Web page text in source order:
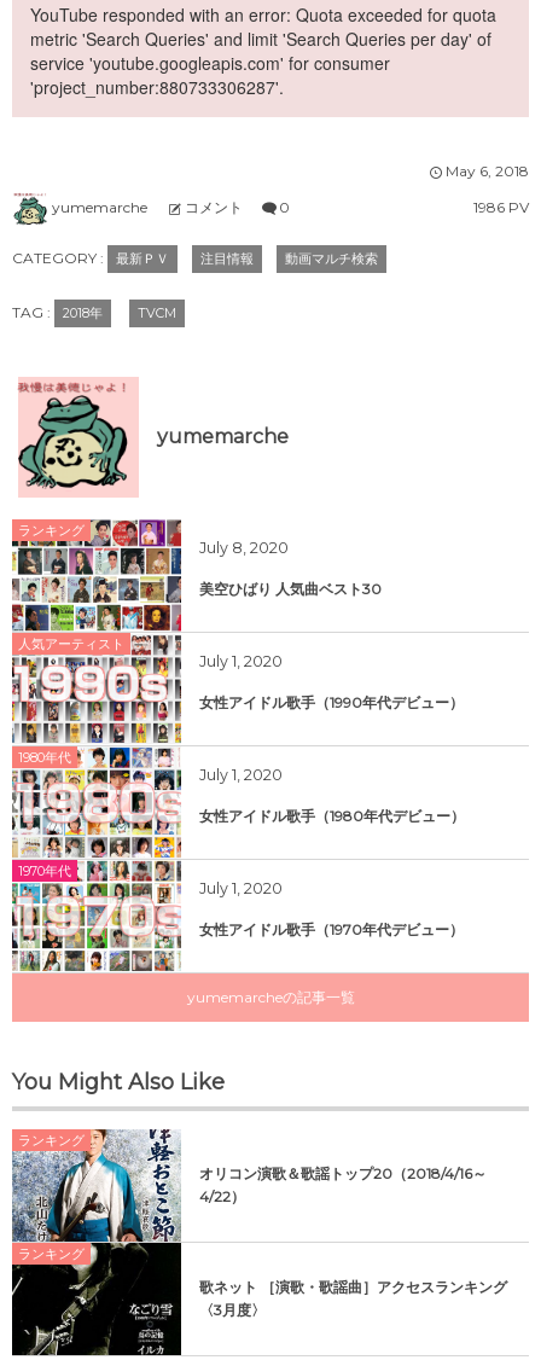
YouTube responded with an error: Quota exceeded for quota
metric 'Search Queries' and limit 'Search Queries per day' of
service 'youtube.googleapis.com' for consumer
'project_number:880733306287'.
May 6 2018
yumemarche
コメント 0 1986 PV
CATEGORY : 最新ＰＶ 注目情報 動画マルチ検索
TAG : 2018年 TVCM
yumemarche
ランキング
July 8 2020
美空ひばり 人気曲ベスト30
人気アーティスト
July 1 2020
女性アイドル歌手（1990年代デビュー）
1980年代
July 1 2020
女性アイドル歌手（1980年代デビュー）
1970年代
July 1 2020
女性アイドル歌手（1970年代デビュー）
yumemarcheの記事一覧
You Might Also Like
ランキング
オリコン演歌＆歌謡トップ20（2018/4/16～
4/22）
ランキング
歌ネット ［演歌・歌謡曲］アクセスランキング
〈3月度〉